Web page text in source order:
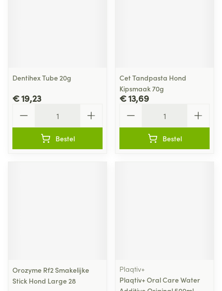
Dentihex Tube 20g
€ 19,23
Bestel
Cet Tandpasta Hond
Kipsmaak 70g
€ 13,69
Bestel
Orozyme Rf2 Smakelijke
Stick Hond Large 28
Plaqtiv+
Plaqtiv+ Oral Care Water